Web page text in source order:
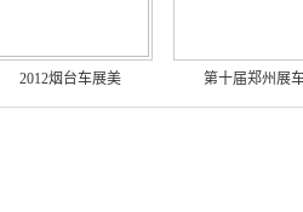
2012烟台车展美 第十届郑州展